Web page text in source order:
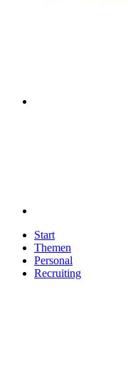
Start
Themen
Personal
Recruiting